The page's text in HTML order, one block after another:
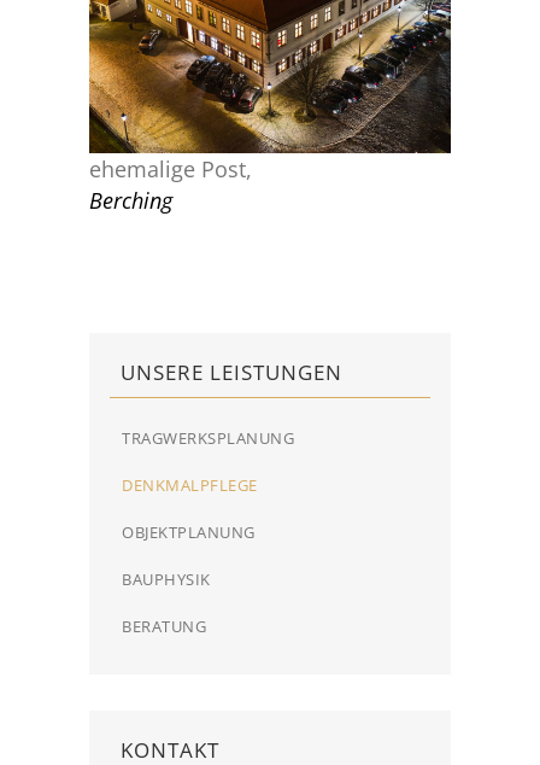
UNSERE LEISTUNGEN
TRAGWERKSPLANUNG
DENKMALPFLEGE
OBJEKTPLANUNG
BAUPHYSIK
BERATUNG
KONTAKT
ehemalige Post,
Berching